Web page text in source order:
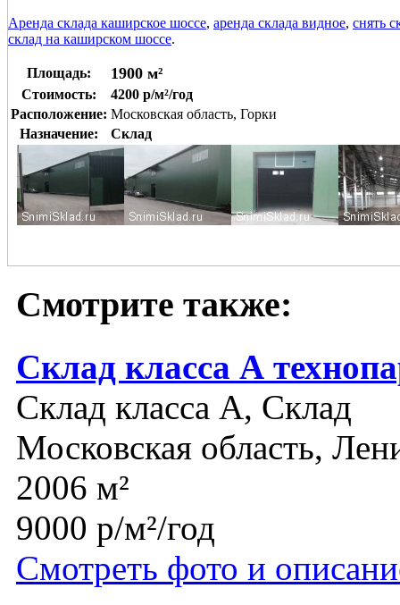
Аренда склада каширское шоссе, аренда склада видное, снять
склад на каширском шоссе.
Площадь: 1900 м²
Стоимость:
4200 р/м²/год
Расположение: Московская область, Горки
Назначение:
Склад
Смотрите также:
Склад класса А
Склад класса A, Склад
Московская область,
2006 м²
9000 р/м²/год
Смотреть фото и